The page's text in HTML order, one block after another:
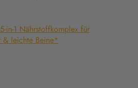
in-1 Nährstoffkomplex für
& leichte Beine*